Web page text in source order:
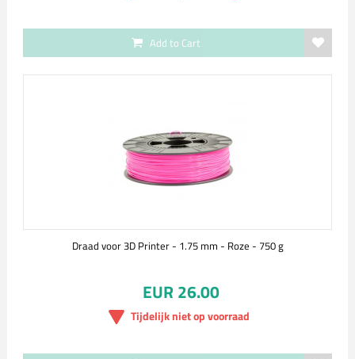
Add to Cart
Draad voor 3D Printer - 1.75 mm - Roze - 750 g
EUR 26.00
Tijdelijk niet op voorraad